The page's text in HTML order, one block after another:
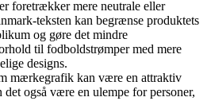
foretrækker mere neutrale eller
teksten kan begrænse produktets
og gøre det mindre
til fodboldstrømper med mere
designs.
mærkegrafik kan være en attraktiv
også være en ulempe for personer,